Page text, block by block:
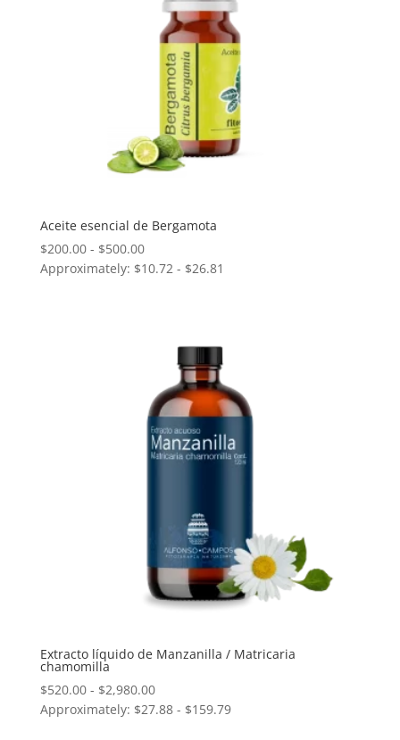
Aceite esencial de Bergamota
$200.00 - $500.00Rango
de
$500.00
Approximately: $10.72 - $26.81
Extracto líquido de Manzanilla / Matricaria
chamomilla
$520.00 - $2,980.00Rango
de
Approximately: $27.88 - $159.79